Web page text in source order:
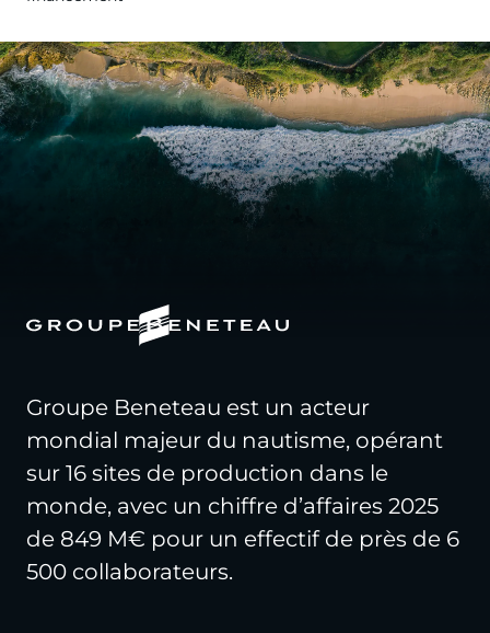
Groupe Beneteau est un acteur
mondial majeur du nautisme, opérant
sur 16 sites de production dans le
monde, avec un chiffre d’affaires 2025
de 849 M€ pour un effectif de près de 6
500 collaborateurs.